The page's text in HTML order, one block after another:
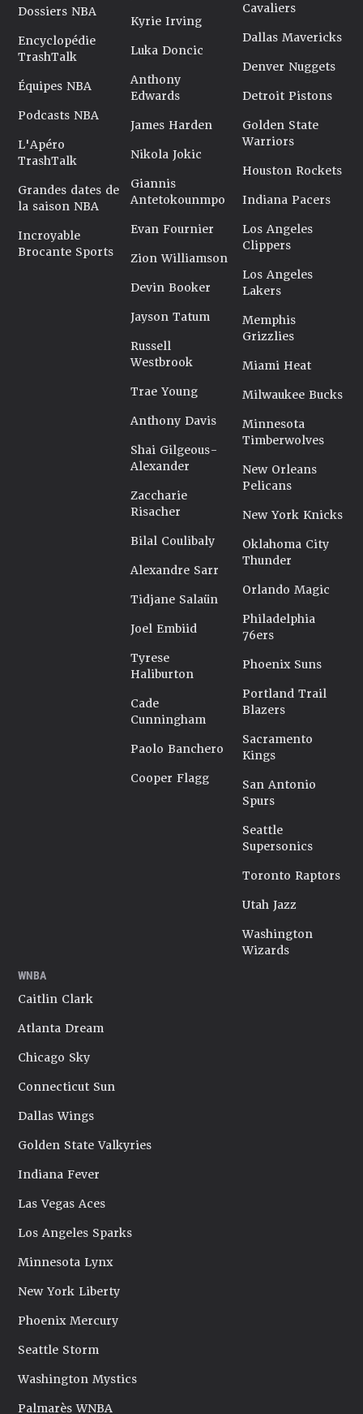
Dossiers NBA
Encyclopédie
TrashTalk
Équipes NBA
Podcasts NBA
L'Apéro
TrashTalk
Grandes dates de
la saison NBA
Incroyable
Brocante Sports
Kyrie Irving
Luka Doncic
Anthony
Edwards
James Harden
Nikola Jokic
Giannis
Antetokounmpo
Evan Fournier
Zion Williamson
Devin Booker
Jayson Tatum
Russell
Westbrook
Trae Young
Anthony Davis
Shai Gilgeous-
Alexander
Zaccharie
Risacher
Bilal Coulibaly
Alexandre Sarr
Tidjane Salaün
Joel Embiid
Tyrese
Haliburton
Cade
Cunningham
Paolo Banchero
Cooper Flagg
Cavaliers
Dallas Mavericks
Denver Nuggets
Detroit Pistons
Golden State
Warriors
Houston Rockets
Indiana Pacers
Los Angeles
Clippers
Los Angeles
Lakers
Memphis
Grizzlies
Miami Heat
Milwaukee Bucks
Minnesota
Timberwolves
New Orleans
Pelicans
New York Knicks
Oklahoma City
Thunder
Orlando Magic
Philadelphia
76ers
Phoenix Suns
Portland Trail
Blazers
Sacramento
Kings
San Antonio
Spurs
Seattle
Supersonics
Toronto Raptors
Utah Jazz
Washington
Wizards
WNBA
Caitlin Clark
Atlanta Dream
Chicago Sky
Connecticut Sun
Dallas Wings
Golden State Valkyries
Indiana Fever
Las Vegas Aces
Los Angeles Sparks
Minnesota Lynx
New York Liberty
Phoenix Mercury
Seattle Storm
Washington Mystics
Palmarès WNBA